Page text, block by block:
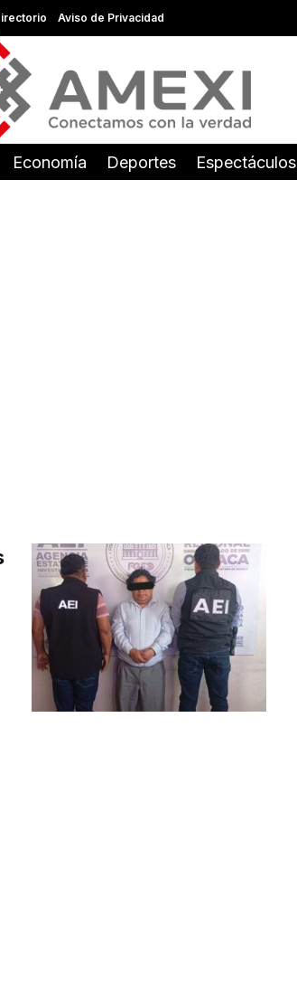
Aviso de Privacidad
Economía Deportes Espectáculos